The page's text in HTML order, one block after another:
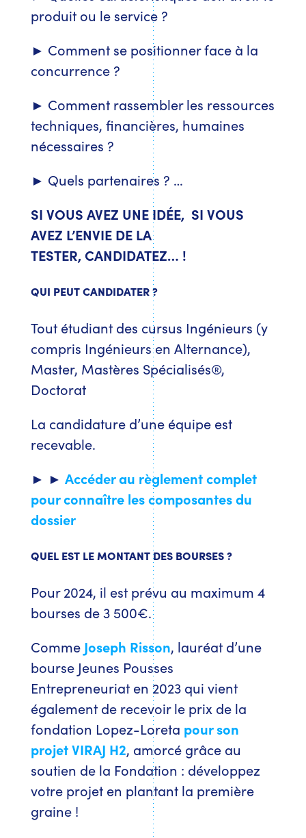
produit ou le service ?
► Comment se positionner face à la
concurrence ?
► Comment rassembler les ressources
techniques, financières, humaines
nécessaires ?
► Quels partenaires ? …
SI VOUS AVEZ UNE IDÉE, SI VOUS
AVEZ L’ENVIE DE LA
TESTER, CANDIDATEZ… !
QUI PEUT CANDIDATER ?
Tout étudiant des cursus Ingénieurs (y
compris Ingénieurs en Alternance),
Master, Mastères Spécialisés®,
Doctorat
La candidature d’une équipe est
recevable.
► ► Accéder au règlement complet
pour connaître les composantes du
dossier
QUEL EST LE MONTANT DES BOURSES ?
Pour 2024, il est prévu au maximum 4
bourses de 3 500€.
Comme Joseph Risson, lauréat d’une
bourse Jeunes Pousses
Entrepreneuriat en 2023 qui vient
également de recevoir le prix de la
fondation Lopez-Loreta pour son
projet VIRAJ H2, amorcé grâce au
soutien de la Fondation : développez
votre projet en plantant la première
graine !